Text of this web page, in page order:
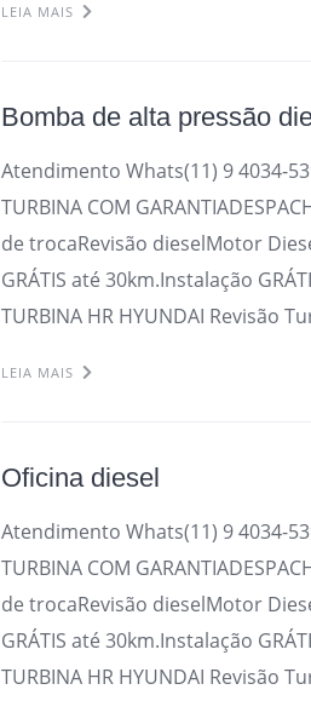
LEIA MAIS
Bomba de alta pressão
Atendimento Whats(11) 9 4034-
TURBINA COM
de trocaRevisão dieselMotor
GRÁTIS até 30km.Instalação
TURBINA HR HYUNDAI Revisão
LEIA MAIS
Oficina diesel
Atendimento Whats(11) 9 4034-
TURBINA COM
de trocaRevisão dieselMotor
GRÁTIS até 30km.Instalação
TURBINA HR HYUNDAI Revisão